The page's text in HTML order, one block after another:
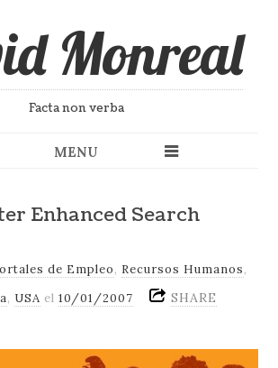
Monreal
Facta non verba
MENU
Enhanced Search
de Empleo, Recursos Humanos,
, USA el 10/01/2007 SHARE